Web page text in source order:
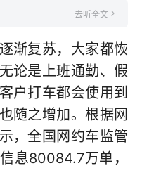
去听全文
渐复苏，大家都恢
论是上班通勤、假
户打车都会使用到
随之增加。根据网
，全国网约车监管
息80084.7万单，